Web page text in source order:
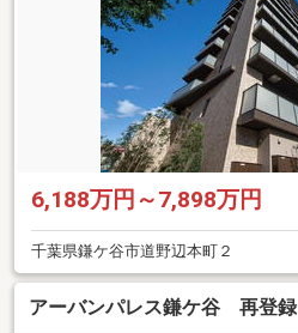
6,188万円～7,898万円
千葉県鎌ケ谷市道野辺本町２
アーバンパレス鎌ケ谷 再登録